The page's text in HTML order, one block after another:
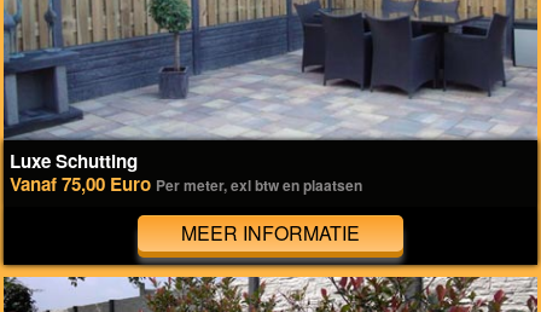
Luxe Schutting
Vanaf 75,00 Euro Per meter, exl btw en plaatsen
MEER INFORMATIE